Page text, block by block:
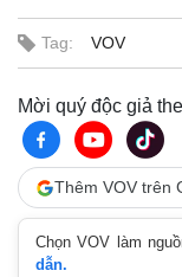
Tag: VOV
Mời quý độc giả
Thêm VOV trên
Chọn VOV làm
dẫn.